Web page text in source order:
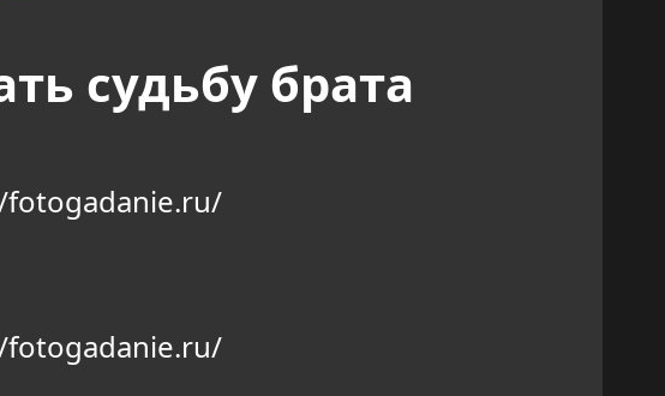
судьбу брата
fotogadanie.ru/
fotogadanie.ru/